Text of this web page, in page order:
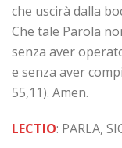
che uscirà dalla
Che tale Parola
senza aver
e senza aver
55,11). Amen.
LECTIO: PARLA,